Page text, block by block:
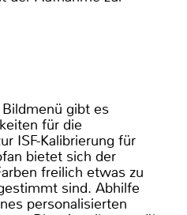
gibt es
für die
ISF-Kalibrierung für
bietet sich der
freilich etwas zu
sind. Abhilfe
personalisierten